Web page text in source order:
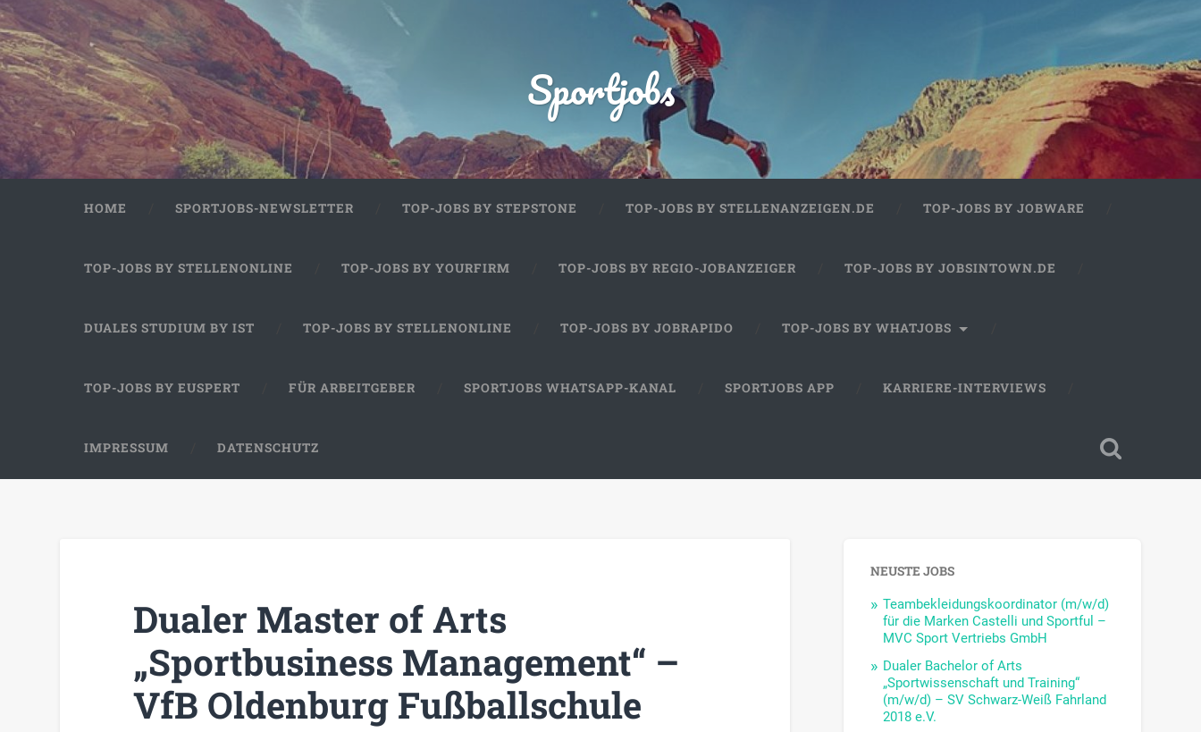
Sportjobs
HOME SPORTJOBS-NEWSLETTER TOP-JOBS BY STEPSTONE TOP-JOBS BY STELLENANZEIGEN.DE TOP-JOBS BY JOBWARE
TOP-JOBS BY STELLENONLINE TOP-JOBS BY YOURFIRM TOP-JOBS BY REGIO-JOBANZEIGER TOP-JOBS BY JOBSINTOWN.DE
DUALES STUDIUM BY IST TOP-JOBS BY STELLENONLINE TOP-JOBS BY JOBRAPIDO TOP-JOBS BY WHATJOBS
TOP-JOBS BY EUSPERT FÜR ARBEITGEBER SPORTJOBS WHATSAPP-KANAL SPORTJOBS APP KARRIERE-INTERVIEWS
IMPRESSUM DATENSCHUTZ
Dualer Master of Arts
„Sportbusiness Management“ –
VfB Oldenburg Fußballschule
NEUSTE JOBS
Teambekleidungskoordinator (m/w/d)
für die Marken Castelli und Sportful –
MVC Sport Vertriebs GmbH
Dualer Bachelor of Arts
„Sportwissenschaft und Training“
(m/w/d) – SV Schwarz-Weiß Fahrland
2018 e.V.